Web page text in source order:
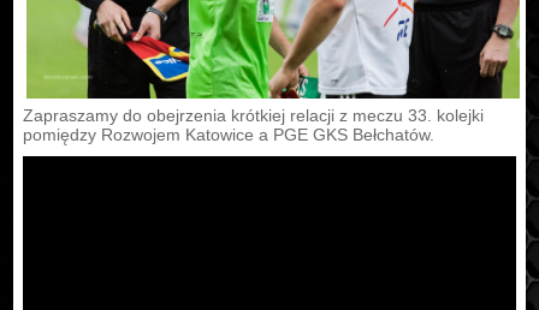
Zapraszamy do obejrzenia krótkiej relacji z meczu 33. kolejki
pomiędzy Rozwojem Katowice a PGE GKS Bełchatów.